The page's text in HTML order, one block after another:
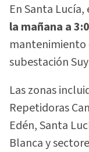
En Santa
la mañana a
mantenimiento
subestación
Las zonas
Repetidoras
Edén, Santa
Blanca y